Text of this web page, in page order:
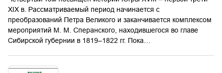
XIX в. Рассматриваемый период начинается с
преобразований Петра Великого и заканчивается комплексом
мероприятий М. М. Сперанского, находившегося во главе
Сибирской губернии в 1819–1822 гг. Пока…